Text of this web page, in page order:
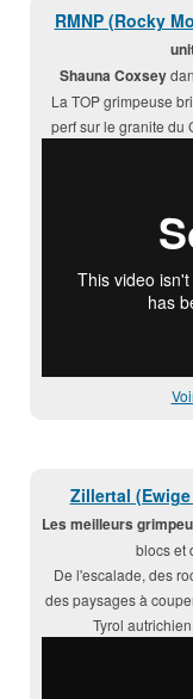
RMNP (Rocky
Shauna Coxsey
La TOP grimpeuse
perf sur le granite du
Zillertal
Les meilleurs
blocs et
De l'escalade, des
des paysages à
Tyrol